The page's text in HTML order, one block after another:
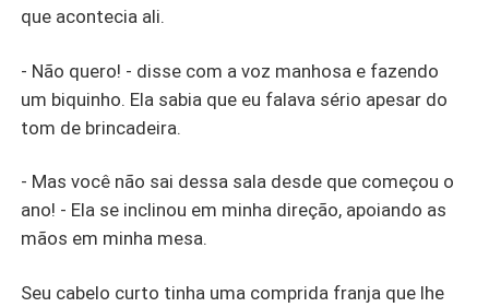
que acontecia ali.
- Não quero! - disse com a voz manhosa e fazendo
um biquinho. Ela sabia que eu falava sério apesar do
tom de brincadeira.
- Mas você não sai dessa sala desde que começou o
ano! - Ela se inclinou em minha direção, apoiando as
mãos em minha mesa.
Seu cabelo curto tinha uma comprida franja que lhe